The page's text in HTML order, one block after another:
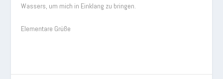
Wassers, um mich in Einklang zu bringen.
Elementare Grüße